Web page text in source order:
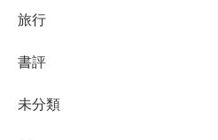
旅行
書評
未分類